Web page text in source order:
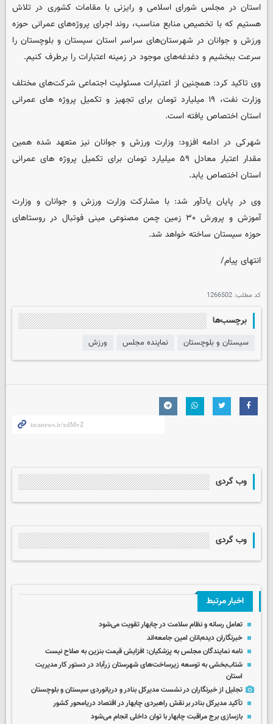
استان در مجلس شورای اسلامی و رایزنی با مقامات کشوری در تلاش
هستیم که با تخصیص منابع مناسب، روند اجرای پروژه‌های عمرانی حوزه
ورزش و جوانان در شهرستان‌های سراسر استان سیستان و بلوچستان را
سرعت ببخشیم و دغدغه‌های موجود در زمینه اعتبارات را برطرف کنیم.
وی تاکید کرد: همچنین از اعتبارات مسئولیت اجتماعی شرکت‌های مختلف
وزارت نفت، ۱۹ میلیارد تومان برای تجهیز و تکمیل پروژه های عمرانی
استان اختصاص یافته است.
شهرکی در ادامه افزود: وزارت ورزش و جوانان نیز متعهد شده همین
مقدار اعتبار معادل ۵۹ میلیارد تومان برای تکمیل پروژه های عمرانی
استان اختصاص یابد.
وی در پایان یادآور شد: با مشارکت وزارت ورزش و جوانان و وزارت
آموزش و پرورش ۳۰ زمین چمن مصنوعی مینی فوتبال در روستاهای
حوزه سیستان ساخته خواهد شد.
انتهای پیام/
کد مطلب: 1266502
برچسب‌ها
سیستان و بلوچستان نماینده مجلس ورزش
وب گردی
وب گردی
اخبار مرتبط
تعامل رسانه و نظام سلامت در چابهار تقویت می‌شود
خبرنگاران دیده‌بانان امین جامعه‌اند
نامه نمایندگان مجلس به پزشکیان: افزایش قیمت بنزین به صلاح نیست
شتاب‌بخشی به توسعه زیرساخت‌های شهرستان زرآباد در دستور کار مدیریت
استان
تجلیل از خبرنگاران در نشست مدیرکل بنادر و دریانوردی سیستان و بلوچستان
تأکید مدیرکل بنادر بر نقش راهبردی چابهار در اقتصاد دریامحور کشور
بازسازی برج مراقبت چابهار با توان داخلی انجام می‌شود